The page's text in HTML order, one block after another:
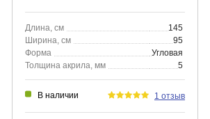
Длина, см
145
Ширина, см
95
Форма
Угловая
Толщина акрила, мм
5
В наличии 1 отзыв